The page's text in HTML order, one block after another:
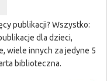
publikacji? Wszystko:
dla dzieci,
wiele innych za jedyne 5
biblioteczna.